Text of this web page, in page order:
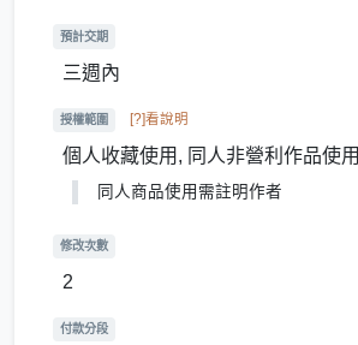
預計交期
三週內
授權範圍 [?]看說明
個人收藏使用, 同人非營利作品使用
同人商品使用需註明作者
修改次數
2
付款分段